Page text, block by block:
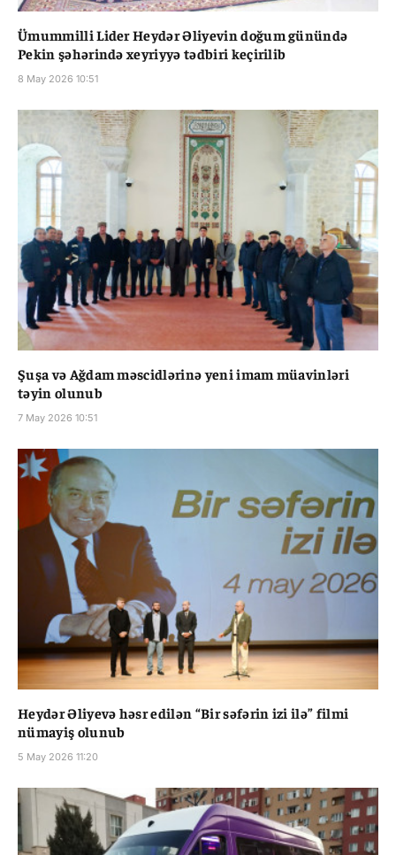
Ümummilli Lider Heydər Əliyevin doğum günündə
Pekin şəhərində xeyriyyə tədbiri keçirilib
8 May 2026 10:51
Şuşa və Ağdam məscidlərinə yeni imam müavinləri
təyin olunub
7 May 2026 10:51
Heydər Əliyevə həsr edilən “Bir səfərin izi ilə” filmi
nümayiş olunub
5 May 2026 11:20